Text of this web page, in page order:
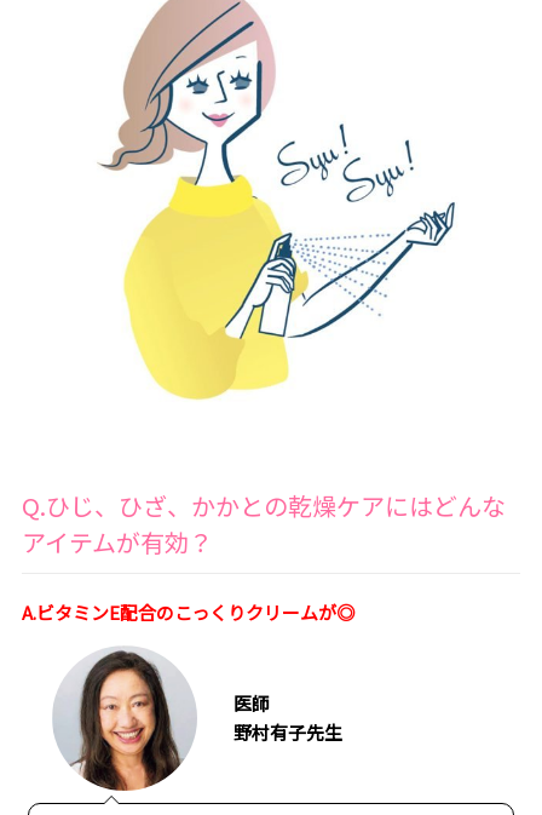
Q.ひじ、ひざ、かかとの乾燥ケアにはどんな
アイテムが有効？
A.ビタミンE配合のこっくりクリームが◎
医師
野村有子先生